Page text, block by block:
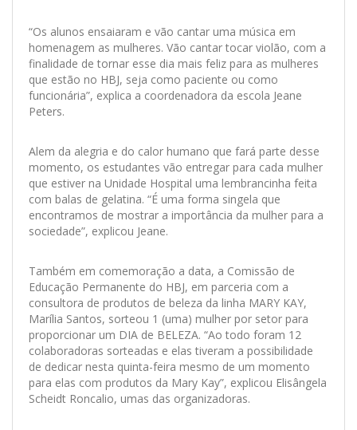
“Os alunos ensaiaram e vão cantar uma música em
homenagem as mulheres. Vão cantar tocar violão, com a
finalidade de tornar esse dia mais feliz para as mulheres
que estão no HBJ, seja como paciente ou como
funcionária”, explica a coordenadora da escola Jeane
Peters.
Alem da alegria e do calor humano que fará parte desse
momento, os estudantes vão entregar para cada mulher
que estiver na Unidade Hospital uma lembrancinha feita
com balas de gelatina. “É uma forma singela que
encontramos de mostrar a importância da mulher para a
sociedade”, explicou Jeane.
Também em comemoração a data, a Comissão de
Educação Permanente do HBJ, em parceria com a
consultora de produtos de beleza da linha MARY KAY,
Marília Santos, sorteou 1 (uma) mulher por setor para
proporcionar um DIA de BELEZA. “Ao todo foram 12
colaboradoras sorteadas e elas tiveram a possibilidade
de dedicar nesta quinta-feira mesmo de um momento
para elas com produtos da Mary Kay”, explicou Elisângela
Scheidt Roncalio, umas das organizadoras.